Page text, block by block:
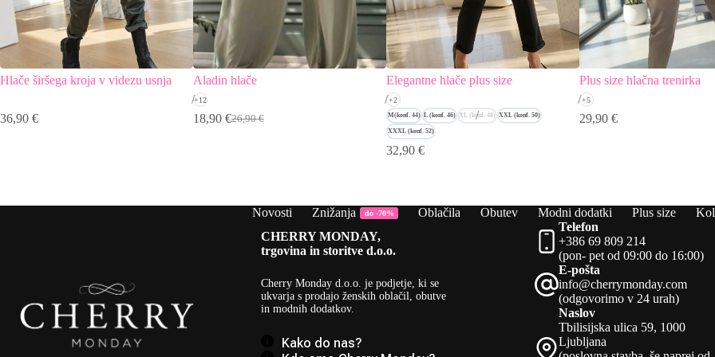
Hlače širšega kroja v videzu usnja
36,90 €
Aladin hlače
+12
26,90€
Izvirna
18,90 €Trenutna
Elegantne hlače plus size
+2
M(konf. 44) L (konf. 46) XL (konf. 48) XXL (konf. 50)
XXXL (konf. 52)
32,90 €
Plus size hlačna trenirka
+5
29,90 €
Novosti Znižanja do -70% Oblačila Obutev Modni dodatki Plus size
CHERRY MONDAY,
trgovina in storitve d.o.o.
Cherry Monday d.o.o. je podjetje, ki se
ukvarja s prodajo ženskih oblačil, obutve
in modnih dodatkov.
Kako do nas?
Telefon
+386 69 809 214
(pon- pet od 09:00 do 16:00)
E-pošta
info@cherrymonday.com
(odgovorimo v 24 urah)
Naslov
Tbilisijska ulica 59, 1000
Ljubljana